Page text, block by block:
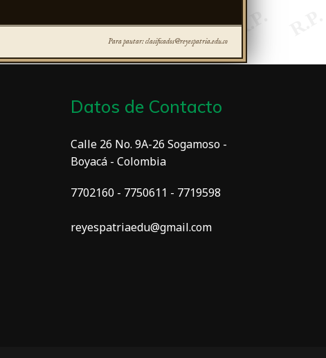
Para pautar: clasificados@reyespatria.edu.co
Datos de Contacto
Calle 26 No. 9A-26 Sogamoso -
Boyacá - Colombia
7702160 - 7750611 - 7719598
reyespatriaedu@gmail.com